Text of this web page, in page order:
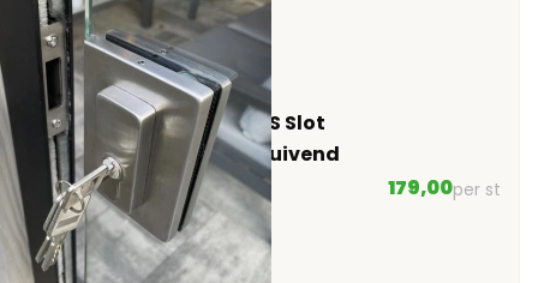
Aluxe RVS Slot
links schuivend
AL24
179,00per st